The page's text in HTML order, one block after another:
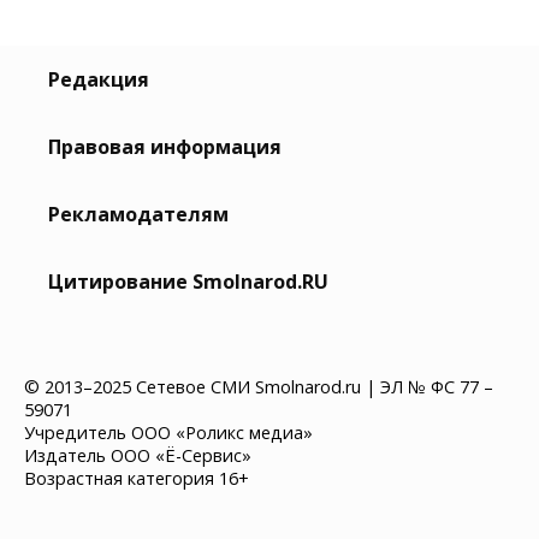
Редакция
Правовая информация
Рекламодателям
Цитирование Smolnarod.RU
© 2013–2025 Сетевое СМИ Smolnarod.ru | ЭЛ № ФС 77 –
59071
Учредитель ООО «Роликс медиа»
Издатель ООО «Ё-Сервис»
Возрастная категория 16+